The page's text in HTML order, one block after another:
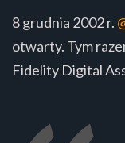
8 grudnia 2002 r.
otwarty. Tym
Fidelity Digital